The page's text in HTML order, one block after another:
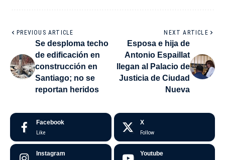
PREVIOUS ARTICLE
Se desploma techo
de edificación en
construcción en
Santiago; no se
reportan heridos
NEXT ARTICLE
Esposa e hija de
Antonio Espaillat
llegan al Palacio de
Justicia de Ciudad
Nueva
Facebook
Like
X
Follow
Instagram Youtube